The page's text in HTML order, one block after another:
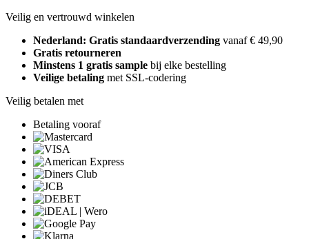
Veilig en vertrouwd winkelen
Nederland: Gratis standaardverzending vanaf € 49,90
Gratis retourneren
Minstens 1 gratis sample bij elke bestelling
Veilige betaling met SSL-codering
Veilig betalen met
Betaling vooraf